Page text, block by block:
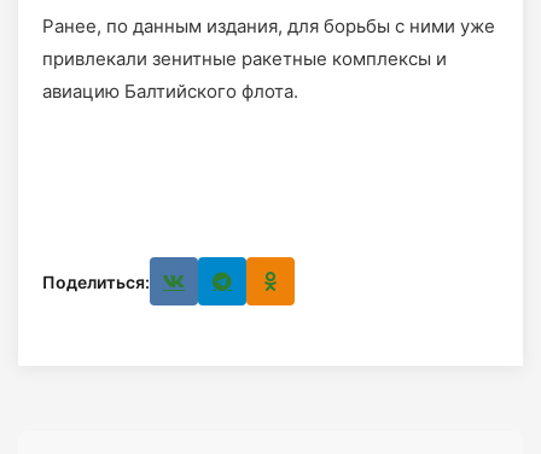
Ранее, по данным издания, для борьбы с ними уже
привлекали зенитные ракетные комплексы и
авиацию Балтийского флота.
Поделиться: